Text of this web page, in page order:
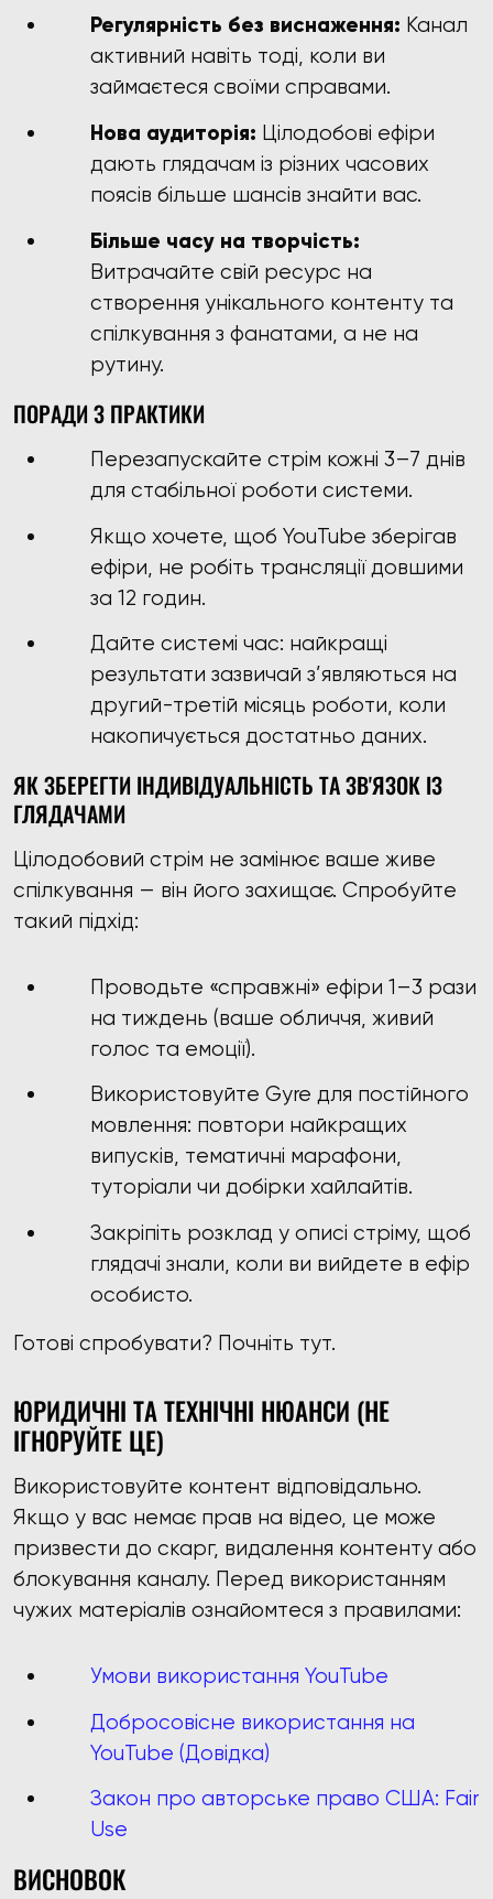
Регулярність без виснаження: Канал
активний навіть тоді, коли ви
займаєтеся своїми справами.
Нова аудиторія: Цілодобові ефіри
дають глядачам із різних часових
поясів більше шансів знайти вас.
Більше часу на творчість:
Витрачайте свій ресурс на
створення унікального контенту та
спілкування з фанатами, а не на
рутину.
ПОРАДИ З ПРАКТИКИ
Перезапускайте стрім кожні 3–7 днів
для стабільної роботи системи.
Якщо хочете, щоб YouTube зберігав
ефіри, не робіть трансляції довшими
за 12 годин.
Дайте системі час: найкращі
результати зазвичай з’являються на
другий-третій місяць роботи, коли
накопичується достатньо даних.
ЯК ЗБЕРЕГТИ ІНДИВІДУАЛЬНІСТЬ ТА ЗВ'ЯЗОК ІЗ
ГЛЯДАЧАМИ
Цілодобовий стрім не замінює ваше живе
спілкування — він його захищає. Спробуйте
такий підхід:
Проводьте «справжні» ефіри 1–3 рази
на тиждень (ваше обличчя, живий
голос та емоції).
Використовуйте Gyre для постійного
мовлення: повтори найкращих
випусків, тематичні марафони,
туторіали чи добірки хайлайтів.
Закріпіть розклад у описі стріму, щоб
глядачі знали, коли ви вийдете в ефір
особисто.
Готові спробувати? Почніть тут.
ЮРИДИЧНІ ТА ТЕХНІЧНІ НЮАНСИ (НЕ
ІГНОРУЙТЕ ЦЕ)
Використовуйте контент відповідально.
Якщо у вас немає прав на відео, це може
призвести до скарг, видалення контенту або
блокування каналу. Перед використанням
чужих матеріалів ознайомтеся з правилами:
Умови використання YouTube
Добросовісне використання на
YouTube (Довідка)
Закон про авторське право США: Fair
Use
ВИСНОВОК